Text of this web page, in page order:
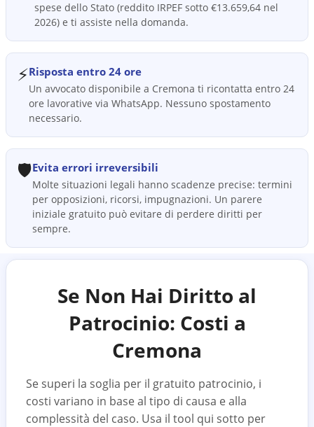
spese dello Stato (reddito IRPEF sotto €13.659,64 nel
2026) e ti assiste nella domanda.
⚡Risposta entro 24 ore
Un avvocato disponibile a Cremona ti ricontatta entro 24
ore lavorative via WhatsApp. Nessuno spostamento
necessario.
🛡️Evita errori irreversibili
Molte situazioni legali hanno scadenze precise: termini
per opposizioni, ricorsi, impugnazioni. Un parere
iniziale gratuito può evitare di perdere diritti per
sempre.
Se Non Hai Diritto al
Patrocinio: Costi a
Cremona
Se superi la soglia per il gratuito patrocinio, i
costi variano in base al tipo di causa e alla
complessità del caso. Usa il tool qui sotto per